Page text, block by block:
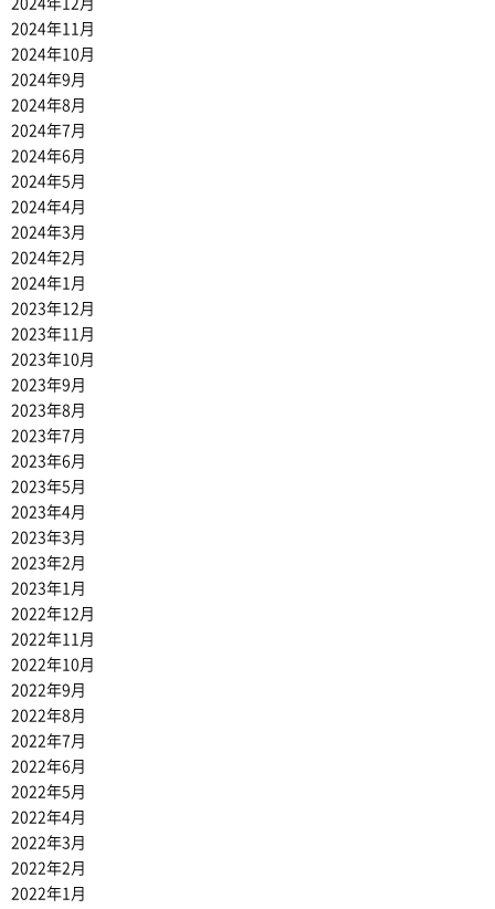
2024年12月
2024年11月
2024年10月
2024年9月
2024年8月
2024年7月
2024年6月
2024年5月
2024年4月
2024年3月
2024年2月
2024年1月
2023年12月
2023年11月
2023年10月
2023年9月
2023年8月
2023年7月
2023年6月
2023年5月
2023年4月
2023年3月
2023年2月
2023年1月
2022年12月
2022年11月
2022年10月
2022年9月
2022年8月
2022年7月
2022年6月
2022年5月
2022年4月
2022年3月
2022年2月
2022年1月